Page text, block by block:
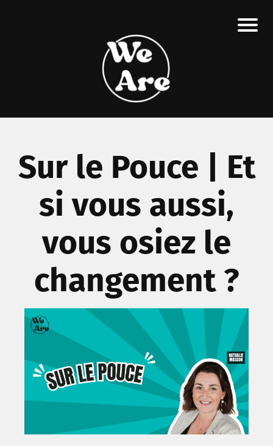
Sur le Pouce | Et
si vous aussi,
vous osiez le
changement ?